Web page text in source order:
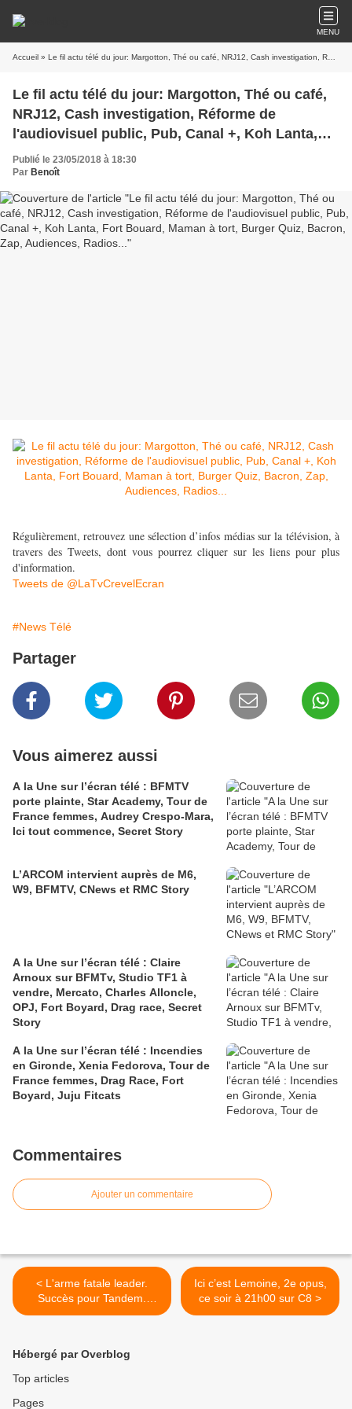
MENU
Accueil » Le fil actu télé du jour: Margotton, Thé ou café, NRJ12, Cash investigation, Réforme de l'audiovisuel public, Pub, Canal +, Koh Lanta, Fort Bouard, Maman à tort, Burger Quiz, Bacron, Zap, Audiences, Radios...
Le fil actu télé du jour: Margotton, Thé ou café,
NRJ12, Cash investigation, Réforme de
l'audiovisuel public, Pub, Canal +, Koh Lanta,
Fort Bouard, Maman à tort, Burger Quiz, Bacron,
Zap, Audiences, Radios...
Publié le 23/05/2018 à 18:30
Par Benoît
Régulièrement, retrouvez une sélection d’infos médias sur la télévision, à
travers des Tweets, dont vous pourrez cliquer sur les liens pour plus
d'information.
Tweets de @LaTvCrevelEcran
#News Télé
Partager
Vous aimerez aussi
A la Une sur l’écran télé : BFMTV
porte plainte, Star Academy, Tour de
France femmes, Audrey Crespo-Mara,
Ici tout commence, Secret Story
L’ARCOM intervient auprès de M6,
W9, BFMTV, CNews et RMC Story
A la Une sur l’écran télé : Claire
Arnoux sur BFMTv, Studio TF1 à
vendre, Mercato, Charles Alloncle,
OPJ, Fort Boyard, Drag race, Secret
Story
A la Une sur l’écran télé : Incendies
en Gironde, Xenia Fedorova, Tour de
France femmes, Drag Race, Fort
Boyard, Juju Fitcats
Commentaires
Ajouter un commentaire
< L'arme fatale leader.
Succès pour Tandem.
Score correct pour Cash
chute, le 22/05/18
Ici c’est Lemoine, 2e opus,
ce soir à 21h00 sur C8 >
Hébergé par Overblog
Top articles
Pages